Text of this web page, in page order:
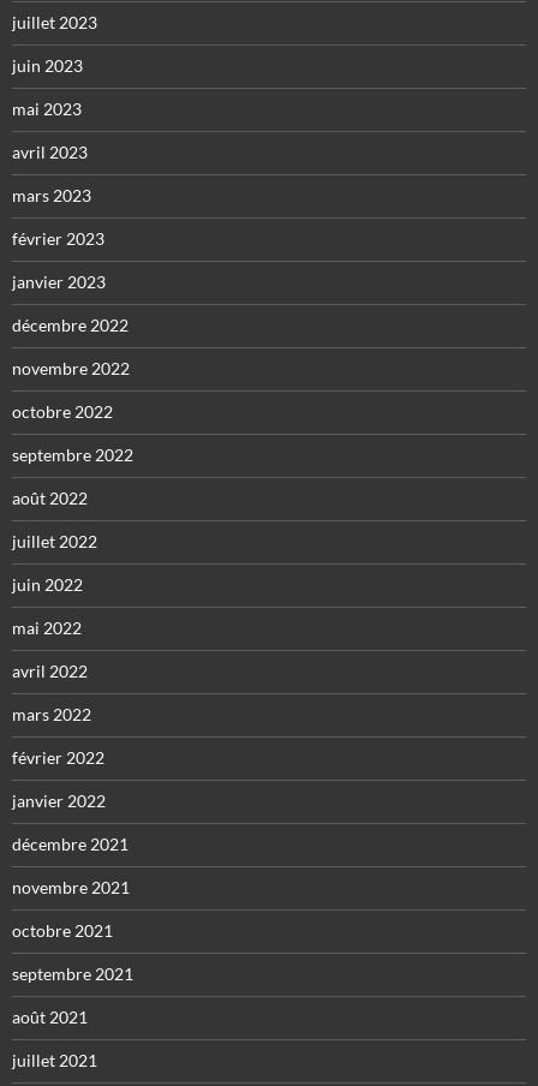
juillet 2023
juin 2023
mai 2023
avril 2023
mars 2023
février 2023
janvier 2023
décembre 2022
novembre 2022
octobre 2022
septembre 2022
août 2022
juillet 2022
juin 2022
mai 2022
avril 2022
mars 2022
février 2022
janvier 2022
décembre 2021
novembre 2021
octobre 2021
septembre 2021
août 2021
juillet 2021